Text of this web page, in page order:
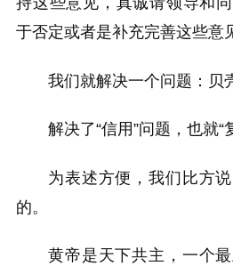
于否定或者是补充完善这些意
我们就解决一个问题：贝
解决了“信用”问题，也就“
为表述方便，我们比方
的。
黄帝是天下共主，一个